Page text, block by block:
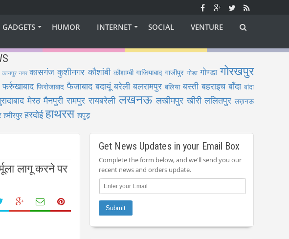
GADGETS HUMOR INTERNET SOCIAL VENTURE
कानपुर नगर कासगंज कुशीनगर कौशांबी कौशाम्बी गाजियाबाद गाजीपुर गोंडा गोण्डा गोरखपुर
फर्रुखाबाद फिरोजाबाद फैजाबाद बदायूं बरेली बलरामपुर बलिया बस्ती बहराइच बाँदा बांदा
मेरठ मैनपुरी रामपुर रायबरेली लखनऊ लखीमपुर खीरी ललितपुर लख़नऊ
हमीरपुर हरदोई हाथरस हापुड़
लागू करने पर
Get News Updates in your Email Box
Complete the form below, and we'll send you our
recent news and orders update.